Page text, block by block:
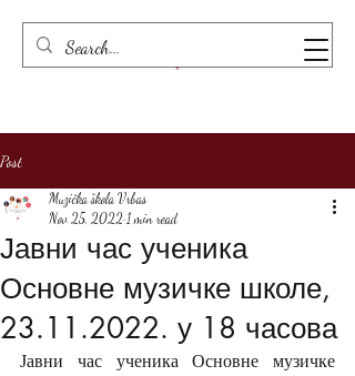
Post
Јавни час ученика
Основне музичке школе,
23.11.2022. у 18 часова
Muzička škola Vrbas
Nov 25, 2022 1 min read
Јавни час ученика Основне музичке